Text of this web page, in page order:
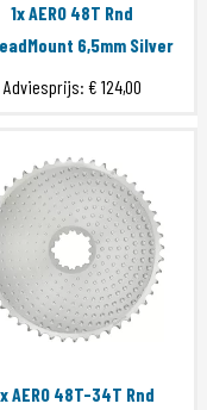
1x AERO 48T Rnd
6,5mm Silver
Adviesprijs: € 124,00
AERO 48T-34T Rnd